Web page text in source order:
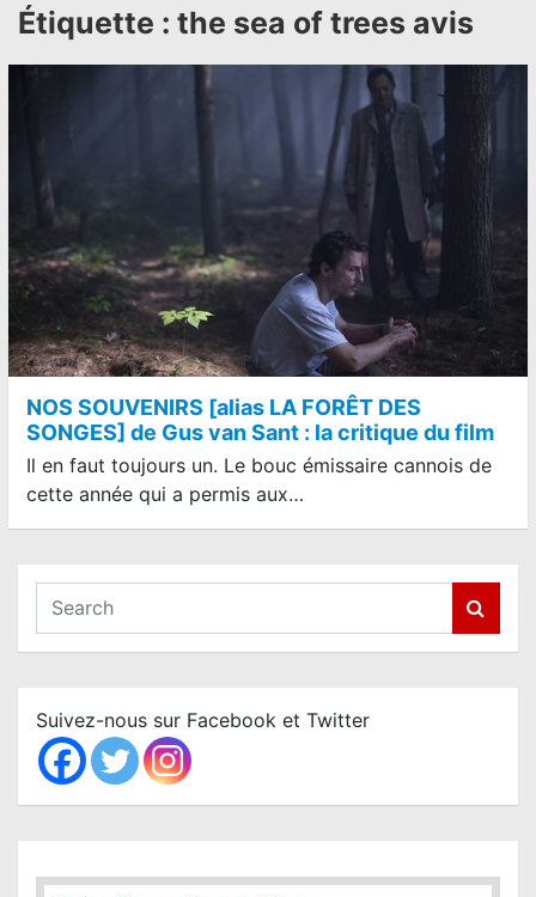
Étiquette : the sea of trees avis
NOS SOUVENIRS [alias LA FORÊT DES
SONGES] de Gus van Sant : la critique du film
Il en faut toujours un. Le bouc émissaire cannois de
cette année qui a permis aux…
a
c
h
Suivez-nous sur Facebook et Twitter